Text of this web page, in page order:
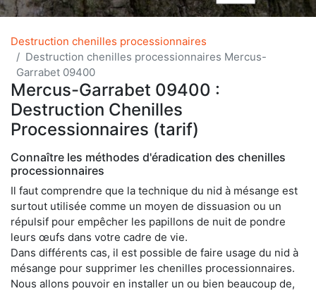
Destruction chenilles processionnaires
Destruction chenilles processionnaires Mercus-
Garrabet 09400
Mercus-Garrabet 09400 :
Destruction Chenilles
Processionnaires (tarif)
Connaître les méthodes d'éradication des chenilles
processionnaires
Il faut comprendre que la technique du nid à mésange est
surtout utilisée comme un moyen de dissuasion ou un
répulsif pour empêcher les papillons de nuit de pondre
leurs œufs dans votre cadre de vie.
Dans différents cas, il est possible de faire usage du nid à
mésange pour supprimer les chenilles processionnaires.
Nous allons pouvoir en installer un ou bien beaucoup de,